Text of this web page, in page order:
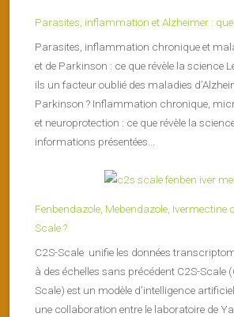
Parasites, inflammation et Alzheimer :
Parasites, inflammation chronique et
et de Parkinson : ce que révèle la science
ils un facteur oublié des maladies
Parkinson ? Inflammation chronique,
et neuroprotection : ce que révèle la
informations présentées...
Fenbendazole, Mebendazole, Ivermectine
Scale ?
C2S-Scale unifie les données
à des échelles sans précédent C2S-Scale
Scale) est un modèle d’intelligence
une collaboration entre le laboratoire de